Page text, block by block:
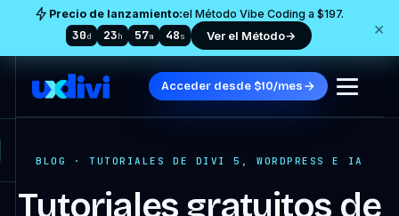
Precio de lanzamiento:el Método Vibe Coding a $197.
30d 23h 57m 47s Ver el Método→ ×
Acceder desde $10/mes
BLOG · TUTORIALES DE DIVI 5, WORDPRESS E IA
Tutoriales gratuitos de